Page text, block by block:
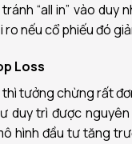
“all in” vào duy
ro nếu cổ phiếu đó
Loss
tưởng chừng rất
duy trì được
hình đầu tư tăng